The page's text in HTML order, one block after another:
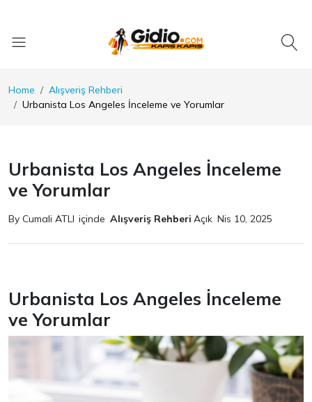
Home
Alışveriş Rehberi
Urbanista Los Angeles İnceleme ve Yorumlar
Urbanista Los Angeles İnceleme
ve Yorumlar
By Cumali ATLI içinde Alışveriş Rehberi Açık Nis 10, 2025
Urbanista Los Angeles İnceleme
ve Yorumlar